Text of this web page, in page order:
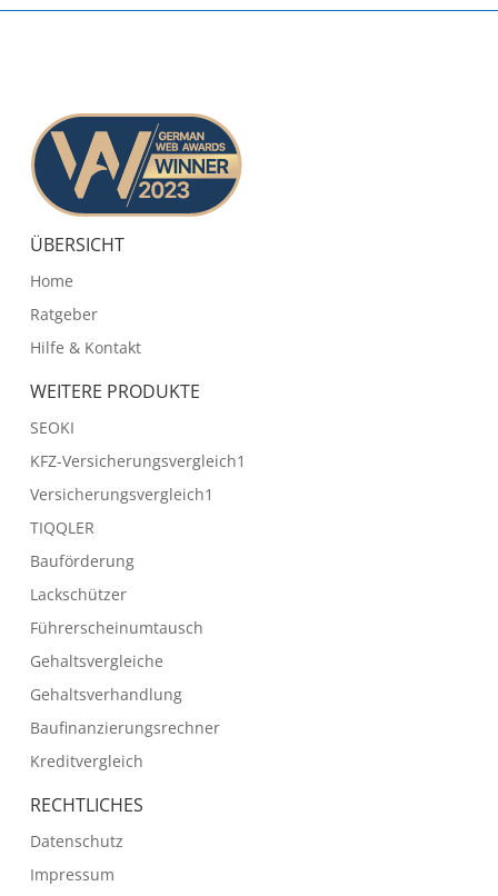
ÜBERSICHT
Home
Ratgeber
Hilfe & Kontakt
WEITERE PRODUKTE
SEOKI
KFZ-Versicherungsvergleich1
Versicherungsvergleich1
TIQQLER
Bauförderung
Lackschützer
Führerscheinumtausch
Gehaltsvergleiche
Gehaltsverhandlung
Baufinanzierungsrechner
Kreditvergleich
RECHTLICHES
Datenschutz
Impressum